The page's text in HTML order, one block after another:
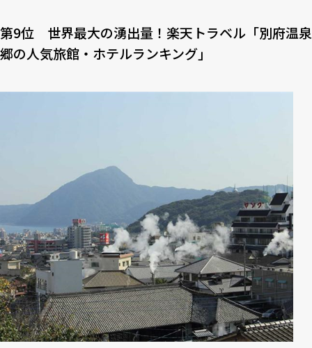
第9位 世界最⼤の湧出量！楽天トラベル「別府温泉
郷の⼈気旅館・ホテルランキング」